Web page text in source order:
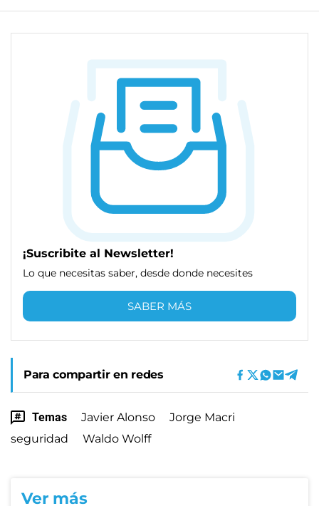
¡Suscribite al Newsletter!
Lo que necesitas saber, desde donde necesites
SABER MÁS
Para compartir en redes
Temas Javier Alonso
Jorge Macri
seguridad
Waldo Wolff
Ver más